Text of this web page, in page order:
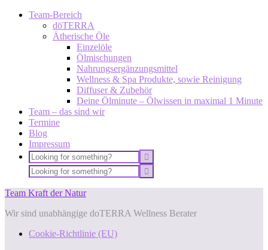
Team-Bereich
dōTERRA
Ätherische Öle
Einzelöle
Ölmischungen
Nahrungsergänzungsmittel
Wellness & Spa Produkte, sowie Reinigung
Diffuser & Zubehör
Deine Ölminute – Ölwissen in maximal 1 Minute
Team – das sind wir
Termine
Blog
Impressum
Team Kraft der Natur
Wir sind unabhängige doTERRA Wellness Berater
Cookie-Richtlinie (EU)